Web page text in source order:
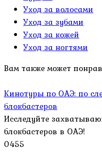
Уход за волосами
Уход за зубами
Уход за кожей
Уход за ногтями
Вам также может
Кинотуры по ОАЭ: по
блокбастеров
Исследуйте
блокбастеров в ОАЭ!
0455